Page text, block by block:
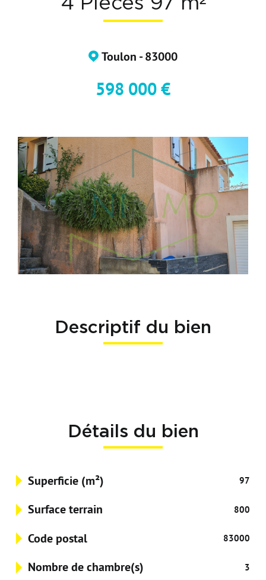
Toulon - 83000
598 000 €
Descriptif du bien
Détails du bien
Superficie (m²) 97
Surface terrain 800
Code postal 83000
Nombre de chambre(s) 3